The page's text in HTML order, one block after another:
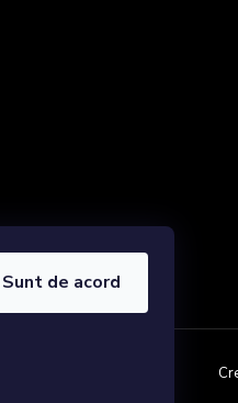
Sunt de acord